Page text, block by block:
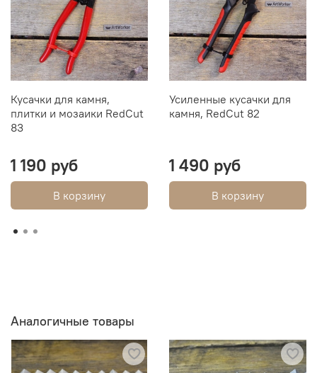
Кусачки для камня,
плитки и мозаики RedCut
83
1 190 руб
В корзину
Усиленные кусачки для
камня, RedCut 82
1 490 руб
В корзину
Аналогичные товары